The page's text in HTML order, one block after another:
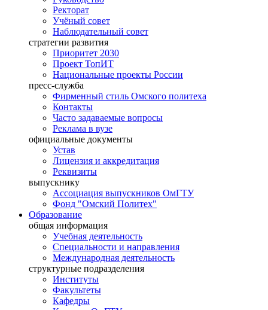
Ректорат
Учёный совет
Наблюдательный совет
стратегии развития
Приоритет 2030
Проект ТопИТ
Национальные проекты России
пресс-служба
Фирменный стиль Омского политеха
Контакты
Часто задаваемые вопросы
Реклама в вузе
официальные документы
Устав
Лицензия и аккредитация
Реквизиты
выпускнику
Ассоциация выпускников ОмГТУ
Фонд "Омский Политех"
Образование
общая информация
Учебная деятельность
Специальности и направления
Международная деятельность
структурные подразделения
Институты
Факультеты
Кафедры